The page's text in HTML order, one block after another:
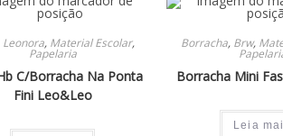
Leonora, Material Escolar,
Papelaria
C/Borracha Na Ponta
Fini Leo&Leo
Borracha, Brw,
Borracha Mini
Leia